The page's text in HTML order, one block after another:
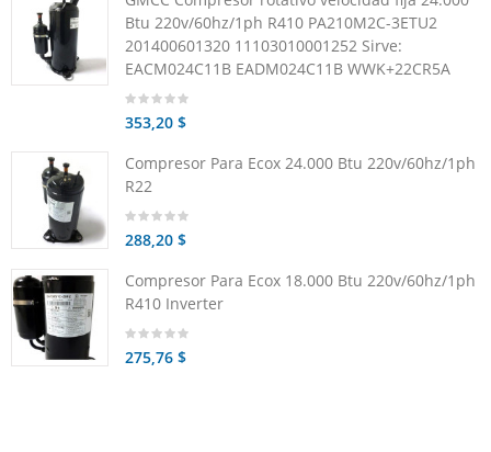
Btu 220v/60hz/1ph R410 PA210M2C-3ETU2
201400601320 11103010001252 Sirve:
EACM024C11B EADM024C11B WWK+22CR5A
353,20 $
Compresor Para Ecox 24.000 Btu 220v/60hz/1ph
R22
288,20 $
Compresor Para Ecox 18.000 Btu 220v/60hz/1ph
R410 Inverter
275,76 $